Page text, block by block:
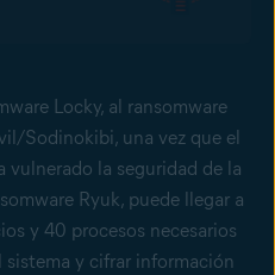
Locky, al ransomware
Sodinokibi, una vez que el
vulnerado la seguridad de la
Ryuk, puede llegar a
y 40 procesos necesarios
y cifrar información